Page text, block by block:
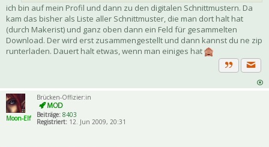
ich bin auf mein Profil und dann zu den digitalen Schnittmustern. Da
kam das bisher als Liste aller Schnittmuster, die man dort halt hat
(durch Makerist) und ganz oben dann ein Feld für gesammelten
Download. Der wird erst zusammengestellt und dann kannst du ne zip
runterladen. Dauert halt etwas, wenn man einiges hat
Zitat
Moon-Elf
Brücken-Offizier:in
Beiträge: 8403
Registriert: 12. Jun 2009, 20:31